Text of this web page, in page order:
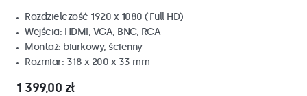
Rozdzielczość 1920 x 1080 (Full HD)
Wejścia: HDMI, VGA, BNC, RCA
Montaż: biurkowy, ścienny
Rozmiar: 318 x 200 x 33 mm
1 399,00 zł